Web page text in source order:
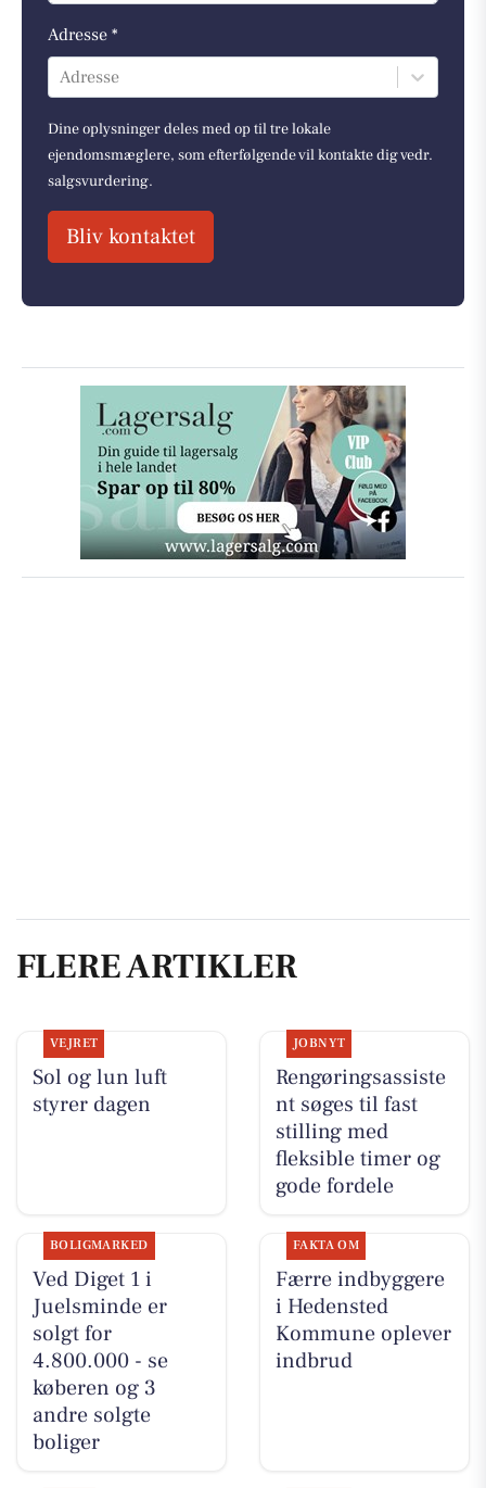
Adresse *
Adresse
Dine oplysninger deles med op til tre lokale
ejendomsmæglere, som efterfølgende vil kontakte dig vedr.
salgsvurdering.
Bliv kontaktet
FLERE ARTIKLER
VEJRET
Sol og lun luft
styrer dagen
JOBNYT
Rengøringsassiste
nt søges til fast
stilling med
fleksible timer og
gode fordele
BOLIGMARKED
Ved Diget 1 i
Juelsminde er
solgt for
4.800.000 - se
køberen og 3
andre solgte
boliger
FAKTA OM
Færre indbyggere
i Hedensted
Kommune oplever
indbrud